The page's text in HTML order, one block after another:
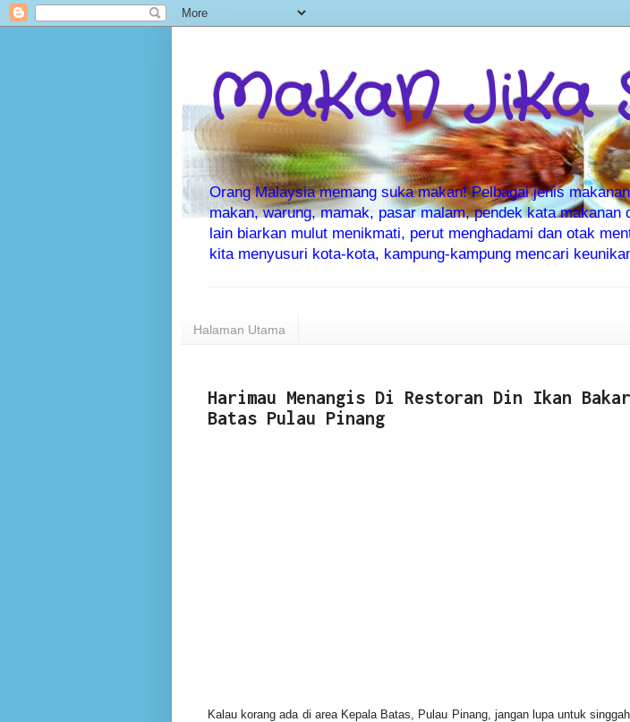
MaKaN JiKa
Orang Malaysia memang suka makan! Pelbagai jenis
makan, warung, mamak, pasar malam, pendek kata
lain biarkan mulut menikmati, perut menghadami dan otak
kita menyusuri kota-kota, kampung-kampung mencari
Halaman Utama
Harimau Menangis Di Restoran Din Ikan
Batas Pulau Pinang
Kalau korang ada di area Kepala Batas, Pulau Pinang, jangan lupa untuk